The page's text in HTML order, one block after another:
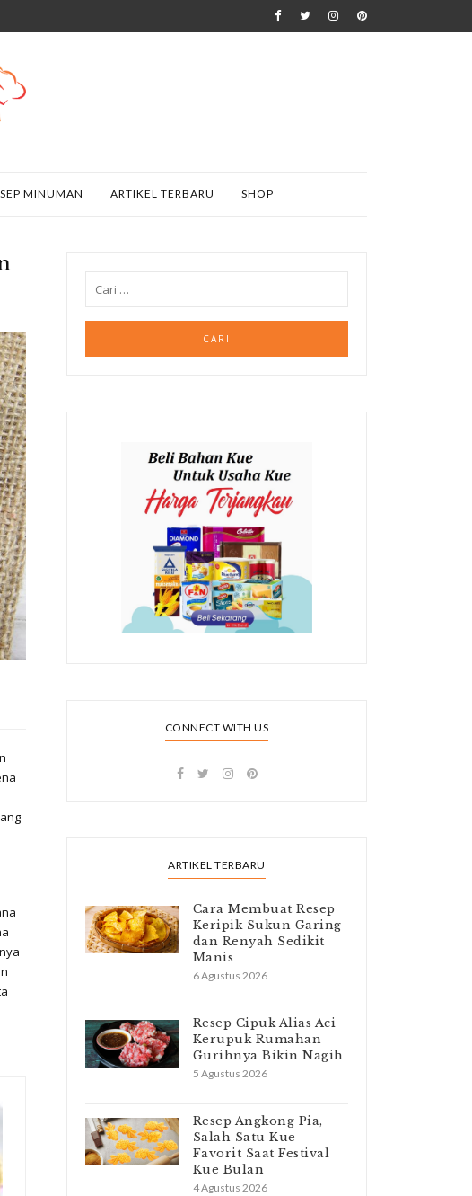
MINUMAN ARTIKEL TERBARU SHOP
CONNECT WITH US
ARTIKEL TERBARU
Cara Membuat Resep
Keripik Sukun Garing
dan Renyah Sedikit
Manis
6 Agustus 2026
Resep Cipuk Alias Aci
Kerupuk Rumahan
Gurihnya Bikin Nagih
5 Agustus 2026
Resep Angkong Pia,
Salah Satu Kue
Favorit Saat Festival
Kue Bulan
4 Agustus 2026